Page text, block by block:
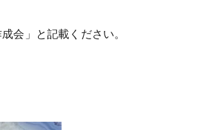
会」と記載ください。